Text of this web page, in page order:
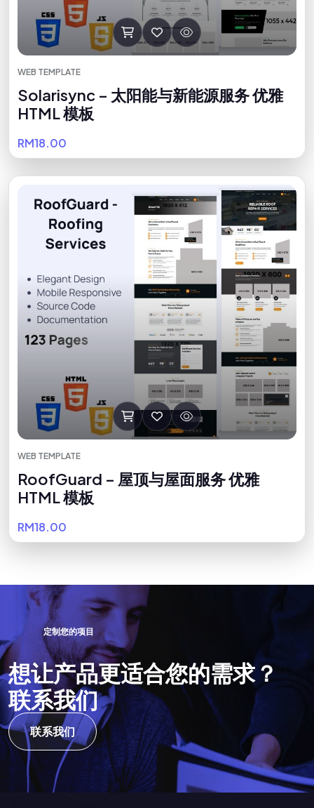
WEB TEMPLATE
Solarisync – 太阳能与新能源服务 优雅
HTML 模板
RM18.00
WEB TEMPLATE
RoofGuard – 屋顶与屋面服务 优雅
HTML 模板
RM18.00
定制您的项目
想让产品更适合您的需求 ？
联系我们
联系我们